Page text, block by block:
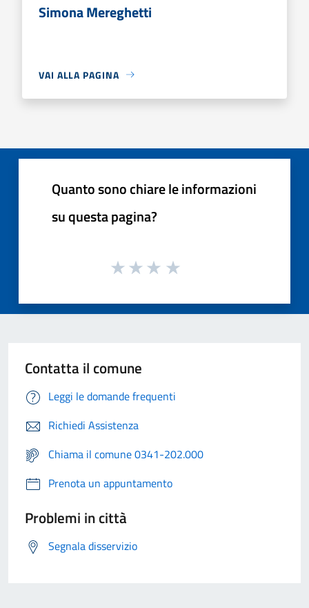
Simona Mereghetti
VAI ALLA PAGINA
Quanto sono chiare le informazioni
su questa pagina?
Contatta il comune
Leggi le domande frequenti
Richiedi Assistenza
Chiama il comune 0341-202.000
Prenota un appuntamento
Problemi in città
Segnala disservizio